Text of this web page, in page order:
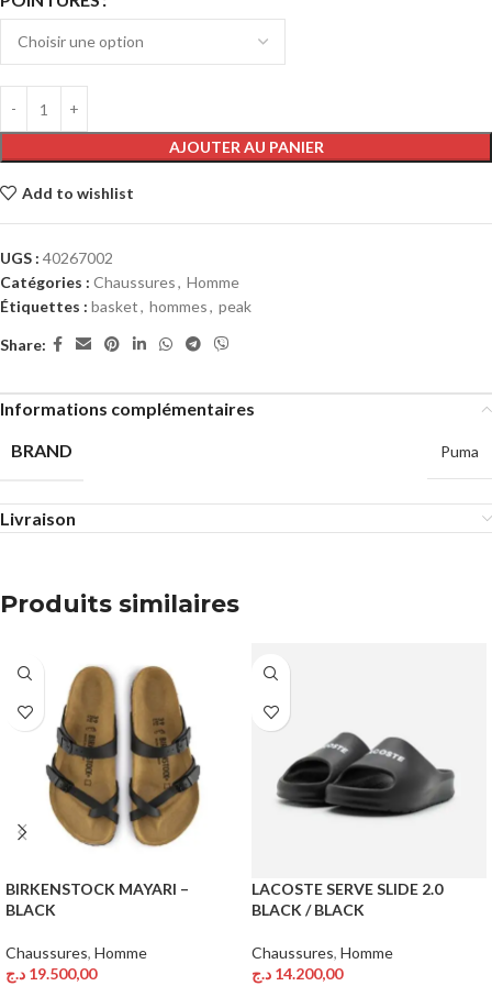
AJOUTER AU PANIER
Add to wishlist
UGS : 40267002
Catégories : Chaussures, Homme
Étiquettes : basket, hommes, peak
Share:
Informations complémentaires
BRAND
Puma
Livraison
Produits similaires
BIRKENSTOCK MAYARI –
BLACK
Chaussures, Homme
19.500,00 د.ج
LACOSTE SERVE SLIDE 2.0
BLACK / BLACK
Chaussures, Homme
14.200,00 د.ج